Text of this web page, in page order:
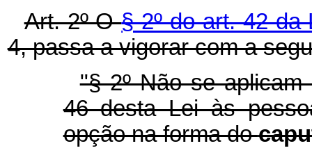
Art. 2º O§ 2º do art. 42 da
4, passa a vigorar com a
"§ 2º Não se
46 desta Lei às
opção na forma do